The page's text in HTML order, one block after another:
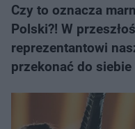
Czy to oznacza
Polski?! W
reprezentantowi
przekonać do